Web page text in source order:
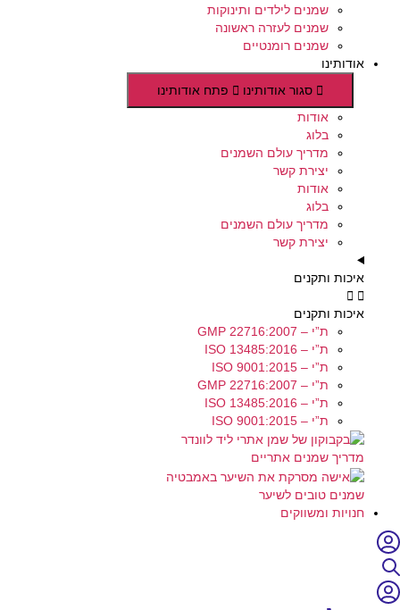
שמנים לילדים ותינוקות
שמנים לעזרה ראשונה
שמנים רומנטיים
אודותינו
סגור אודותינו
פתח אודותינו
אודות
בלוג
מדריך עולם השמנים
יצירת קשר
אודות
בלוג
מדריך עולם השמנים
יצירת קשר
איכות ותקנים
איכות ותקנים
ת”י – GMP 22716:2007
ת”י – ISO 13485:2016
ת”י – ISO 9001:2015
ת”י – GMP 22716:2007
ת”י – ISO 13485:2016
ת”י – ISO 9001:2015
מדריך שמנים אתריים
שמנים טובים לשיער
חנויות ומשווקים